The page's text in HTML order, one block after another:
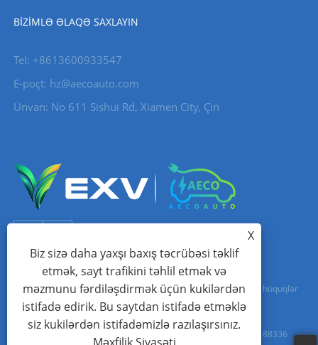
BIZIMLƏ ƏLAQƏ SAXLAYIN
Tel: +8613600933547
E-poçt: hz@aecoauto.com
Ünvan: No 611 Sishui Rd, Xiamen City, Çin
Copyright © 2024 Xiamen Aecoauto Technology Co., Ltd. Bütün hüquqlar
qorunur.
jak Lin:+86-15559188336
X
Biz sizə daha yaxşı baxış təcrübəsi təklif
etmək, sayt trafikini təhlil etmək və
məzmunu fərdiləşdirmək üçün kukilərdən
istifadə edirik. Bu saytdan istifadə etməklə
siz kukilərdən istifadəmizlə razılaşırsınız.